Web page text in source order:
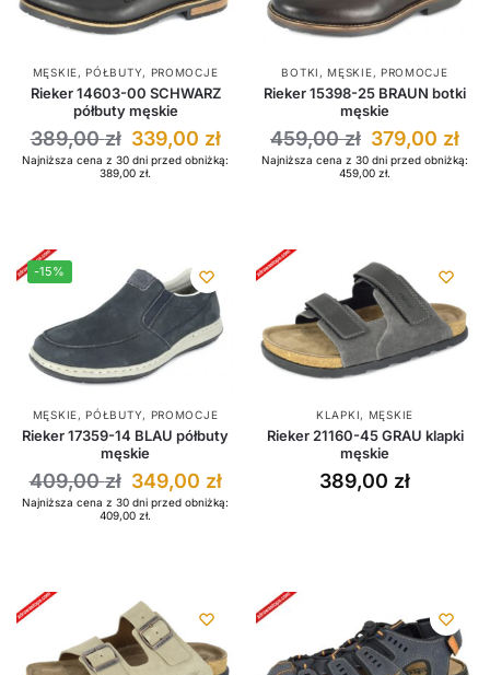
MĘSKIE,PÓŁBUTY, PROMOCJE
Rieker 14603-00 SCHWARZ
półbuty męskie
389,00zł 339,00 zł
Najniższa cena z 30 dni przed obniżką:
389,00 zł.
BOTKI ,MĘSKIE, PROMOCJE
Rieker 15398-25 BRAUN botki
męskie
459,00zł 379,00 zł
Najniższa cena z 30 dni przed obniżką:
459,00 zł.
-15%
MĘSKIE,PÓŁBUTY, PROMOCJE
Rieker 17359-14 BLAU półbuty
męskie
409,00zł 349,00 zł
Najniższa cena z 30 dni przed obniżką:
409,00 zł.
KLAPKI, MĘSKIE
Rieker 21160-45 GRAU klapki
męskie
389,00 zł